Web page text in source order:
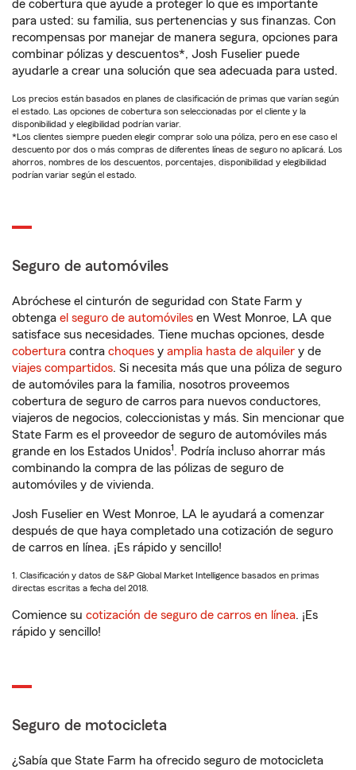
de cobertura que ayude a proteger lo que es importante
para usted: su familia, sus pertenencias y sus finanzas. Con
recompensas por manejar de manera segura, opciones para
combinar pólizas y descuentos*, Josh Fuselier puede
ayudarle a crear una solución que sea adecuada para usted.
Los precios están basados en planes de clasificación de primas que varían según
el estado. Las opciones de cobertura son seleccionadas por el cliente y la
disponibilidad y elegibilidad podrían variar.
*Los clientes siempre pueden elegir comprar solo una póliza, pero en ese caso el
descuento por dos o más compras de diferentes líneas de seguro no aplicará. Los
ahorros, nombres de los descuentos, porcentajes, disponibilidad y elegibilidad
podrían variar según el estado.
Seguro de automóviles
Abróchese el cinturón de seguridad con State Farm y
obtenga el seguro de automóviles en West Monroe, LA que
satisface sus necesidades. Tiene muchas opciones, desde
cobertura contra choques y amplia hasta de alquiler y de
viajes compartidos. Si necesita más que una póliza de seguro
de automóviles para la familia, nosotros proveemos
cobertura de seguro de carros para nuevos conductores,
viajeros de negocios, coleccionistas y más. Sin mencionar que
State Farm es el proveedor de seguro de automóviles más
grande en los Estados Unidos1 . Podría incluso ahorrar más
combinando la compra de las pólizas de seguro de
automóviles y de vivienda.
Josh Fuselier en West Monroe, LA le ayudará a comenzar
después de que haya completado una cotización de seguro
de carros en línea. ¡Es rápido y sencillo!
1. Clasificación y datos de S&P Global Market Intelligence basados en primas
directas escritas a fecha del 2018.
Comience su cotización de seguro de carros en línea. ¡Es
rápido y sencillo!
Seguro de motocicleta
¿Sabía que State Farm ha ofrecido seguro de motocicleta